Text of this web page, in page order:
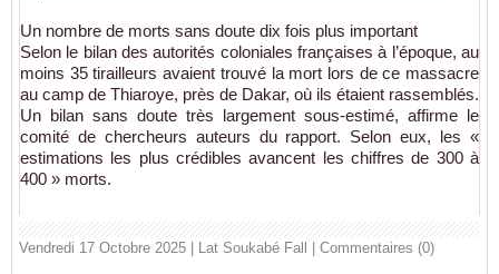
Un nombre de morts sans doute dix fois plus important
Selon le bilan des autorités coloniales françaises à l’époque, au
moins 35 tirailleurs avaient trouvé la mort lors de ce massacre
au camp de Thiaroye, près de Dakar, où ils étaient rassemblés.
Un bilan sans doute très largement sous-estimé, affirme le
comité de chercheurs auteurs du rapport. Selon eux, les «
estimations les plus crédibles avancent les chiffres de 300 à
400 » morts.
Vendredi 17 Octobre 2025 | Lat Soukabé Fall Commentaires (0)